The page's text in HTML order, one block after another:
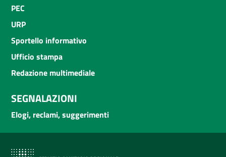
PEC
URP
Sportello informativo
Ufficio stampa
Redazione multimediale
SEGNALAZIONI
Elogi, reclami, suggerimenti